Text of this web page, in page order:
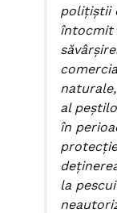
poliţiştii
întocmit
al
în
la